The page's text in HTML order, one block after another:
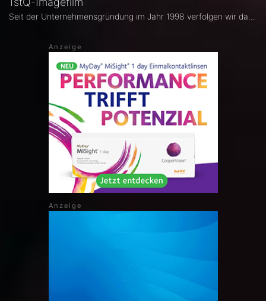
Seit der Unternehmensgründung im Jahr 1998 verfolgen wir das Ziel, mit unseren Produkten zur Verbesserung der Patientenversorgung beizutragen.